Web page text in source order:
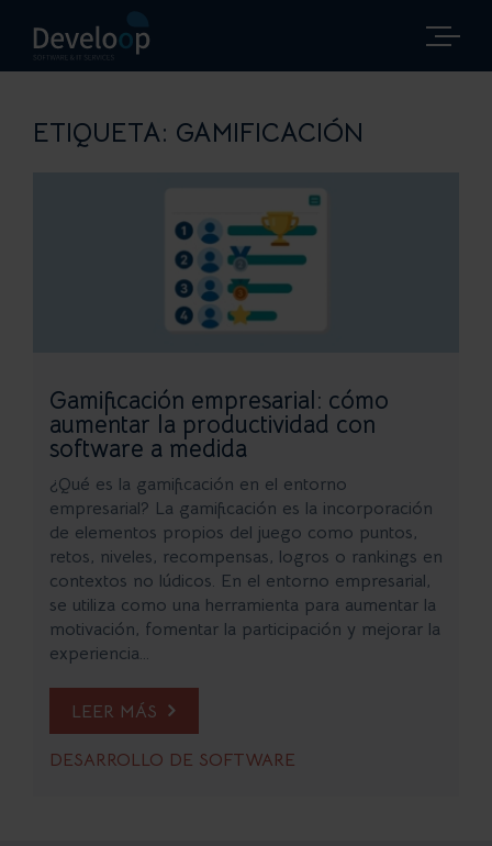
ETIQUETA: GAMIFICACIÓN
Gamificación empresarial: cómo
aumentar la productividad con
software a medida
¿Qué es la gamificación en el entorno
empresarial? La gamificación es la incorporación
de elementos propios del juego como puntos,
retos, niveles, recompensas, logros o rankings en
contextos no lúdicos. En el entorno empresarial,
se utiliza como una herramienta para aumentar la
motivación, fomentar la participación y mejorar la
experiencia...
LEER MÁS
DESARROLLO DE SOFTWARE